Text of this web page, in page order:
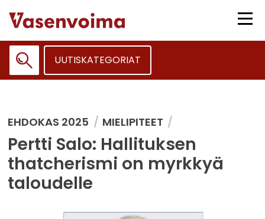
sisältöön
UUTISKATEGORIAT
EHDOKAS 2025 MIELIPITEET
Pertti Salo: Hallituksen
thatcherismi on myrkkyä
taloudelle